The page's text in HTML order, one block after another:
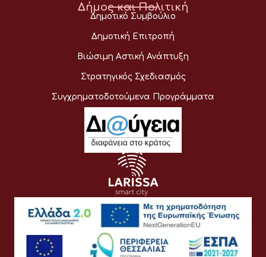
Δήμος και Πολιτική
Δημοτικό Συμβούλιο
Δημοτική Επιτροπή
Βιώσιμη Αστική Ανάπτυξη
Στρατηγικός Σχεδιασμός
Συγχρηματοδοτούμενα Προγράμματα